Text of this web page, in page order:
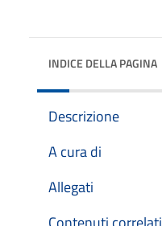
INDICE DELLA PAGINA
Descrizione
A cura di
Allegati